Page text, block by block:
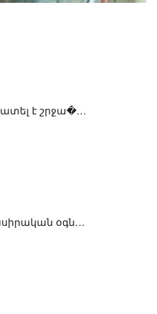
է շրջա�…
օգն…